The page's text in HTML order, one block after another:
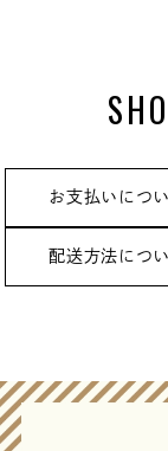
お支払いにつ
配送方法につ